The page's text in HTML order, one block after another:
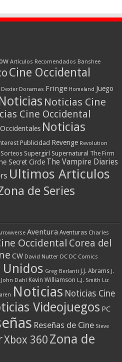
Artículos Recomendados Banshee
Cine Occidental
Dexter Doramas Fringe Homeland Juego
Noticias Cine
Cine Occidental
Noticias
Publicidad Revenge Revolution
Sorteos Supergirl Supernatural The Firm
Secret Circle The Vampire Diaries
Ultimos Articulos
de Series
Aventura Aventuras Charles
Occidental Corea del
CW David Nutter DC DC Comics
Unidos Greg Berlanti J.J. Abrams J.
John Dahl Kevin Williamson L.J. Smith Liz
Noticias Noticias Cine
Videojuegos PC
Reseñas de Cine Steve
Xbox 360 Zona de